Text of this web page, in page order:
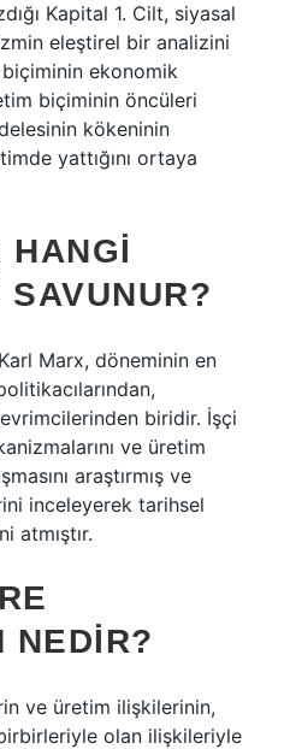
Kapital 1. Cilt, siyasal
eleştirel bir analizini
ekonomik
biçiminin öncüleri
kökeninin
yattığını ortaya
HANGI
SAVUNUR?
Marx, döneminin en
biridir. İşçi
ve üretim
araştırmış ve
inceleyerek tarihsel
atmıştır.
NEDIR?
ve üretim ilişkilerinin,
olan ilişkileriyle